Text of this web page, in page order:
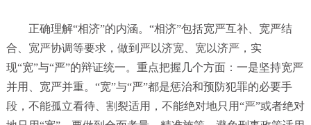
正确理解“相济”的内涵。“相济”包括宽严互补、宽严结
合、宽严协调等要求，做到严以济宽、宽以济严，实
现“宽”与“严”的辩证统一。重点把握几个方面：一是坚持宽严
并用、宽严并重。“宽”与“严”都是惩治和预防犯罪的必要手
段，不能孤立看待、割裂适用，不能绝对地只用“严”或者绝对